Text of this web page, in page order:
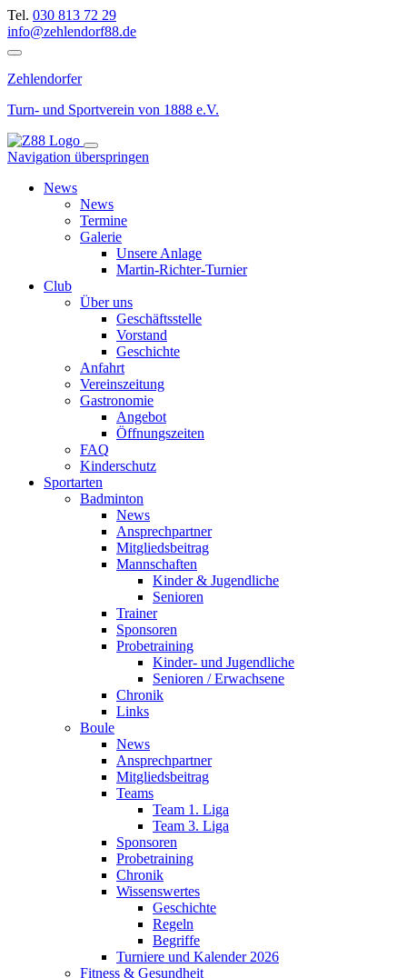
Tel. 030 813 72 29
info@zehlendorf88.de
Zehlendorfer
Turn- und Sportverein von 1888 e.V.
Navigation überspringen
News
News
Termine
Galerie
Unsere Anlage
Martin-Richter-Turnier
Club
Über uns
Geschäftsstelle
Vorstand
Geschichte
Anfahrt
Vereinszeitung
Gastronomie
Angebot
Öffnungszeiten
FAQ
Kinderschutz
Sportarten
Badminton
News
Ansprechpartner
Mitgliedsbeitrag
Mannschaften
Kinder & Jugendliche
Senioren
Trainer
Sponsoren
Probetraining
Kinder- und Jugendliche
Senioren / Erwachsene
Chronik
Links
Boule
News
Ansprechpartner
Mitgliedsbeitrag
Teams
Team 1. Liga
Team 3. Liga
Sponsoren
Probetraining
Chronik
Wissenswertes
Geschichte
Regeln
Begriffe
Turniere und Kalender 2026
Fitness & Gesundheit